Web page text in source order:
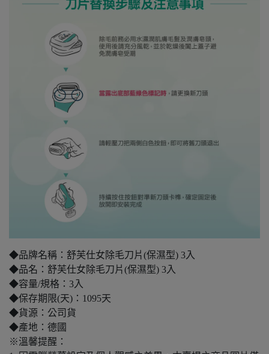
◆品牌名稱：舒芙仕女除毛刀片(保濕型) 3入
◆品名：舒芙仕女除毛刀片(保濕型) 3入
◆容量/規格：3入
◆保存期限(天)：1095天
◆貨源：公司貨
◆產地：德國
※溫馨提醒：